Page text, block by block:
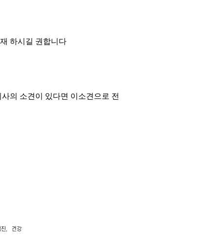
하시길 권합니다
의 소견이 있다면 이소견으로 전
건강